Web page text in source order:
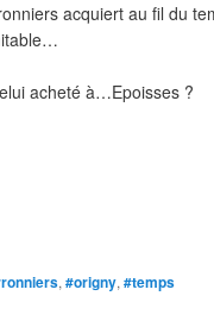
acquiert au fil du
acheté à…Epoisses ?
, #origny, #temps